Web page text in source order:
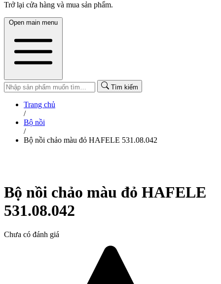
Trở lại cửa hàng và mua sản phẩm.
Open main menu
Tìm kiếm
Trang chủ
/
Bộ nồi
/
Bộ nồi chảo màu đỏ HAFELE 531.08.042
Bộ nồi chảo màu đỏ HAFELE
531.08.042
Chưa có đánh giá